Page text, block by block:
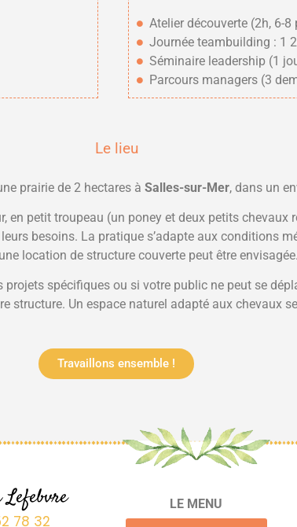
Atelier découverte (2h, 6-
Journée teambuilding : 1
Séminaire leadership (1
Parcours managers (3
Le lieu
prairie de 2 hectares à Salles-sur-Mer, dans un
en petit troupeau (un poney et deux petits chevaux
besoins. La pratique s’adapte aux conditions
location de structure couverte peut être envisagée.
projets spécifiques ou si votre public ne peut se
structure. Un espace naturel adapté aux chevaux
Travaillons ensemble !
78 32
LE MENU